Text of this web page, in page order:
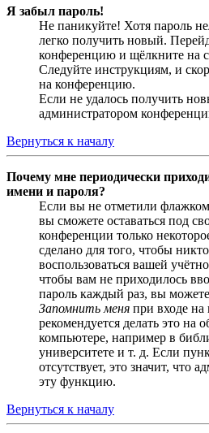
Я забыл пароль!
Не паникуйте! Хотя пароль
легко получить новый.
конференцию и щёлкните на
Следуйте инструкциям, и
на конференцию.
Если не удалось получить
администратором
Вернуться к началу
Почему мне периодически
имени и пароля?
Если вы не отметили
вы сможете оставаться под
конференции только
сделано для того, чтобы
воспользоваться вашей
чтобы вам не приходилось
пароль каждый раз, вы
Запомнить меня при входе
рекомендуется делать это на
компьютере, например в
университете и т. д. Если
отсутствует, это значит, что
эту функцию.
Вернуться к началу